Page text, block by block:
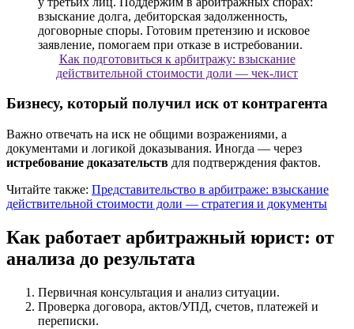
Как подготовиться к арбитражу: взыскание
действительной стоимости доли — чек-лист
Бизнесу, который получил иск от контрагента
Важно отвечать на иск не общими возражениями, а
документами и логикой доказывания. Иногда — через
истребование доказательств для подтверждения фактов.
Читайте также: Представительство в арбитраже: взыскание
действительной стоимости доли — стратегия и документы
Как работает арбитражный юрист: от
анализа до результата
Первичная консультация и анализ ситуации.
Проверка договора, актов/УПД, счетов, платежей и
переписки.